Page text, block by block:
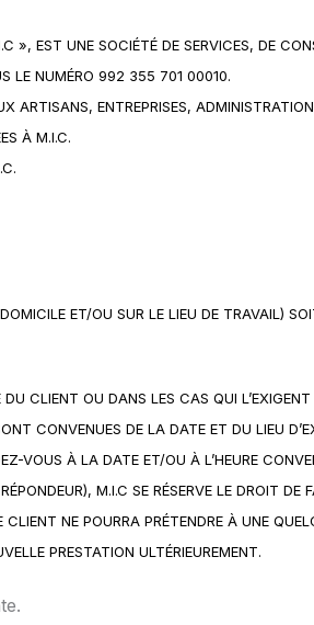
EST UNE SOCIÉTÉ DE SERVICES, DE
LE NUMÉRO 992 355 701 00010.
ARTISANS, ENTREPRISES,
À M.I.C.
ET/OU SUR LE LIEU DE TRAVAIL)
CLIENT OU DANS LES CAS QUI
CONVENUES DE LA DATE ET DU LIEU
VOUS À LA DATE ET/OU À L’HEURE
M.I.C SE RÉSERVE LE DROIT
NE POURRA PRÉTENDRE À UNE
PRESTATION ULTÉRIEUREMENT.